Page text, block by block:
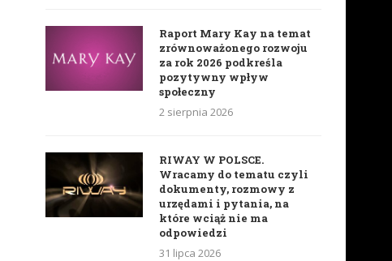
Raport Mary Kay na temat
zrównoważonego rozwoju
za rok 2026 podkreśla
pozytywny wpływ
społeczny
2 sierpnia 2026
RIWAY W POLSCE.
Wracamy do tematu czyli
dokumenty, rozmowy z
urzędami i pytania, na
które wciąż nie ma
odpowiedzi
31 lipca 2026